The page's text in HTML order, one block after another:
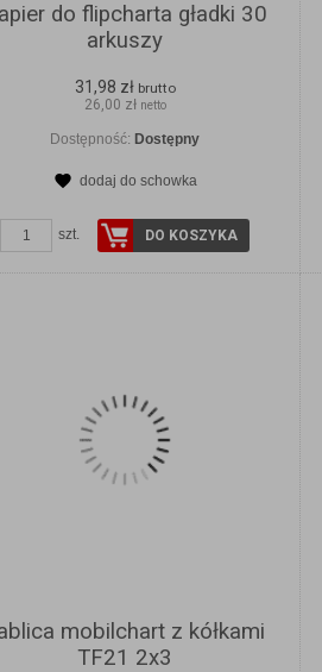
do flipcharta gładki 30
arkuszy
31,98 zł brutto
26,00 zł netto
Dostępność: Dostępny
dodaj do schowka
szt. DO KOSZYKA
mobilchart z kółkami
TF21 2x3